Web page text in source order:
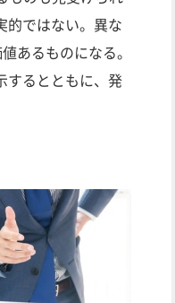
的ではない。異な
あるものになる。
するとともに、発